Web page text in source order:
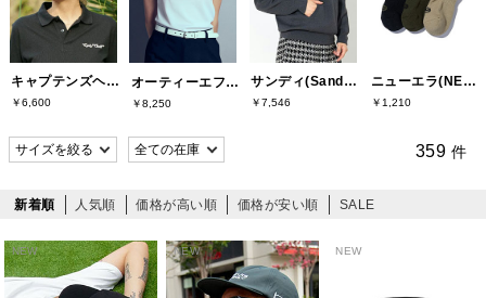
キャプテンズヘルムゴルフ(Captains Helm Golf)
￥6,600
オーティーエフ(O.T.F)
￥8,250
サンディ(Sandie)
￥7,546
ニューエラ(NEW ERA)
￥1,210
359 件
新着順 人気順 価格が高い順 価格が安い順 SALE
NEW NEW NEW